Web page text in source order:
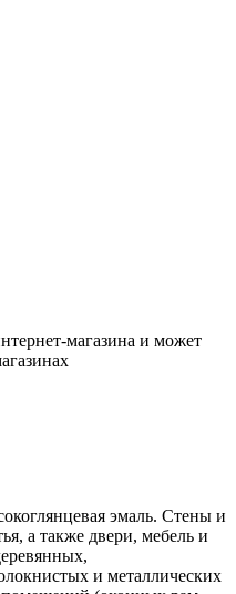
магазина и может
эмаль. Стены и
а также двери, мебель и
и металлических